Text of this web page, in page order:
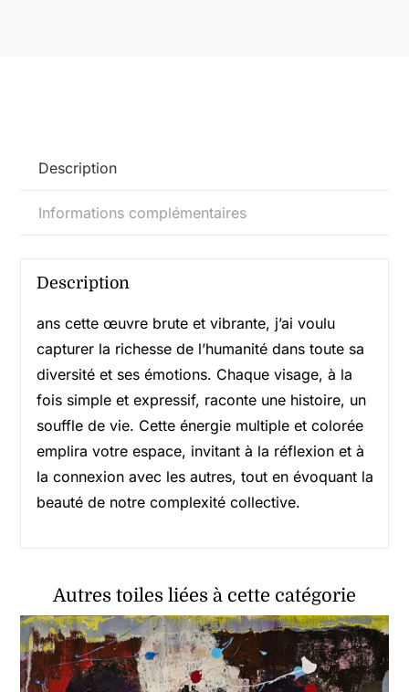
Description
Informations complémentaires
Description
ans cette œuvre brute et vibrante, j’ai voulu
capturer la richesse de l’humanité dans toute sa
diversité et ses émotions. Chaque visage, à la
fois simple et expressif, raconte une histoire, un
souffle de vie. Cette énergie multiple et colorée
emplira votre espace, invitant à la réflexion et à
la connexion avec les autres, tout en évoquant la
beauté de notre complexité collective.
Autres toiles liées à cette catégorie